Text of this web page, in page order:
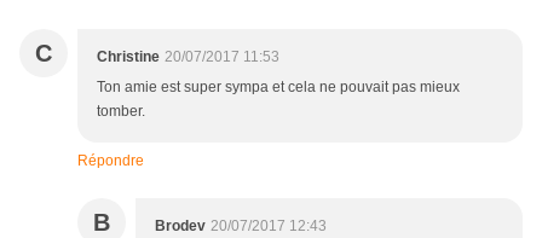
C Christine 20/07/2017 11:53
Ton amie est super sympa et cela ne pouvait pas mieux
tomber.
Répondre
B Brodev 20/07/2017 12:43